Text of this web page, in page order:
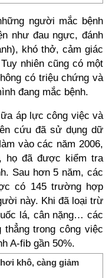
người mắc bệnh
như đau ngực, đánh
khó thở, cảm giác
nhiên cũng có một
có triệu chứng và
đang mắc bệnh.
áp lực công việc và
cứu đã sử dụng dữ
vào các năm 2006,
họ đã được kiểm tra
Sau hơn 5 năm, các
có 145 trường hợp
này. Khi đã loại trừ
lá, cân nặng… các
trong công việc
A-fib gần 50%.
khô, càng giảm